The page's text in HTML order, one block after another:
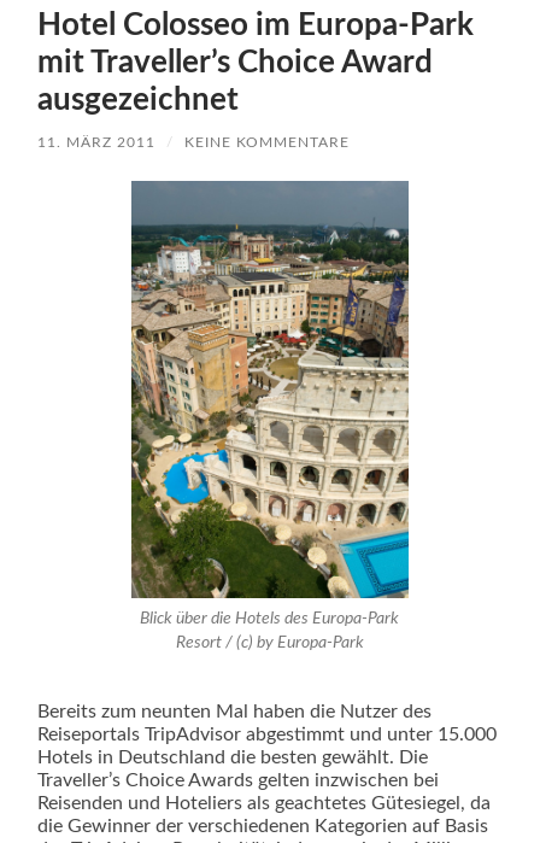
Hotel Colosseo im Europa-Park
mit Traveller’s Choice Award
ausgezeichnet
11. MÄRZ 2011 / KEINE KOMMENTARE
Blick über die Hotels des Europa-Park
Resort / (c) by Europa-Park
Bereits zum neunten Mal haben die Nutzer des
Reiseportals TripAdvisor abgestimmt und unter 15.000
Hotels in Deutschland die besten gewählt. Die
Traveller’s Choice Awards gelten inzwischen bei
Reisenden und Hoteliers als geachtetes Gütesiegel, da
die Gewinner der verschiedenen Kategorien auf Basis